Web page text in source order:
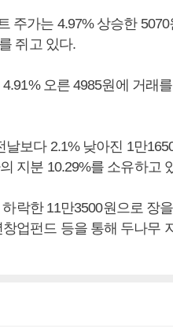
주가는 4.97% 상승한
쥐고 있다.
오른 4985원에 거래
날보다 2.1% 낮아진 1만
지분 10.29%를 소유하고
락한 11만3500원으로 장
업펀드 등을 통해 두나무